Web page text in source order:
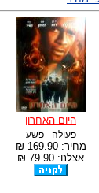
היום האחרון
פעולה - פשע
מחיר:169.90 ₪
אצלנו: 79.90 ₪